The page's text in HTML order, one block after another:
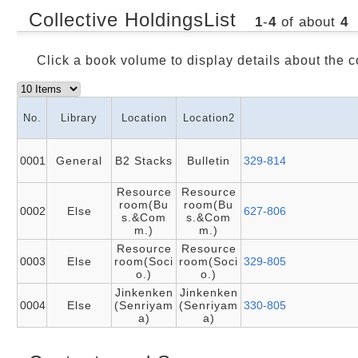
Collective HoldingsList 1-4of about 4
Click a book volume to display details about the
No. Library Location Location2
0001 General B2 Stacks Bulletin 329-814
0002 Else
Resource
room(Bu
s.&Com
m.)
Resource
room(Bu
s.&Com
m.)
627-806
0003 Else
Resource
room(Soci
o.)
Resource
room(Soci
o.)
329-805
0004 Else
Jinkenken
(Senriyam
a)
Jinkenken
(Senriyam
a)
330-805